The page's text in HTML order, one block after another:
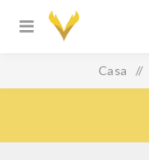
Casa /